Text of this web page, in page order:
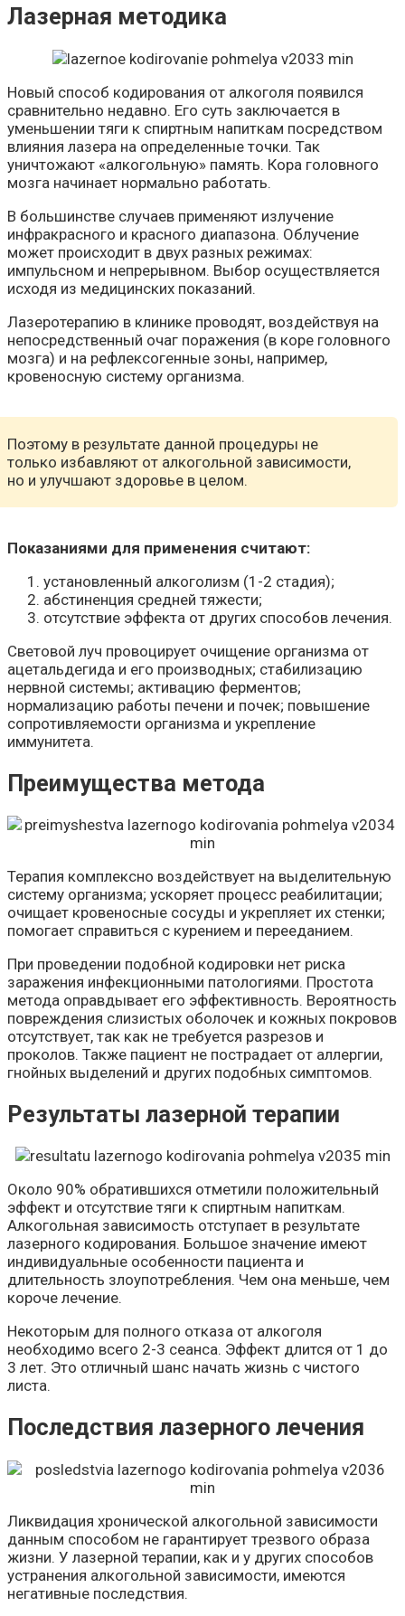
Лазерная методика
Новый способ кодирования от алкоголя появился
сравнительно недавно. Его суть заключается в
уменьшении тяги к спиртным напиткам посредством
влияния лазера на определенные точки. Так
уничтожают «алкогольную» память. Кора головного
мозга начинает нормально работать.
В большинстве случаев применяют излучение
инфракрасного и красного диапазона. Облучение
может происходит в двух разных режимах:
импульсном и непрерывном. Выбор осуществляется
исходя из медицинских показаний.
Лазеротерапию в клинике проводят, воздействуя на
непосредственный очаг поражения (в коре головного
мозга) и на рефлексогенные зоны, например,
кровеносную систему организма.
Поэтому в результате данной процедуры не
только избавляют от алкогольной зависимости,
но и улучшают здоровье в целом.
Показаниями для применения считают:
установленный алкоголизм (1-2 стадия);
абстиненция средней тяжести;
отсутствие эффекта от других способов лечения.
Световой луч провоцирует очищение организма от
ацетальдегида и его производных; стабилизацию
нервной системы; активацию ферментов;
нормализацию работы печени и почек; повышение
сопротивляемости организма и укрепление
иммунитета.
Преимущества метода
Терапия комплексно воздействует на выделительную
систему организма; ускоряет процесс реабилитации;
очищает кровеносные сосуды и укрепляет их стенки;
помогает справиться с курением и перееданием.
При проведении подобной кодировки нет риска
заражения инфекционными патологиями. Простота
метода оправдывает его эффективность. Вероятность
повреждения слизистых оболочек и кожных покровов
отсутствует, так как не требуется разрезов и
проколов. Также пациент не пострадает от аллергии,
гнойных выделений и других подобных симптомов.
Результаты лазерной терапии
Около 90% обратившихся отметили положительный
эффект и отсутствие тяги к спиртным напиткам.
Алкогольная зависимость отступает в результате
лазерного кодирования. Большое значение имеют
индивидуальные особенности пациента и
длительность злоупотребления. Чем она меньше, чем
короче лечение.
Некоторым для полного отказа от алкоголя
необходимо всего 2-3 сеанса. Эффект длится от 1 до
3 лет. Это отличный шанс начать жизнь с чистого
листа.
Последствия лазерного лечения
Ликвидация хронической алкогольной зависимости
данным способом не гарантирует трезвого образа
жизни. У лазерной терапии, как и у других способов
устранения алкогольной зависимости, имеются
негативные последствия.